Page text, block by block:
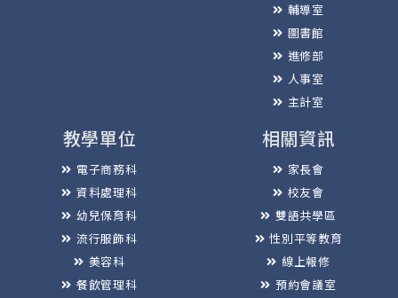
輔導室
圖書館
進修部
人事室
主計室
教學單位
電子商務科
資料處理科
幼兒保育科
流行服飾科
美容科
餐飲管理科
相關資訊
家長會
校友會
雙語共學區
性別平等教育
線上報修
預約會議室